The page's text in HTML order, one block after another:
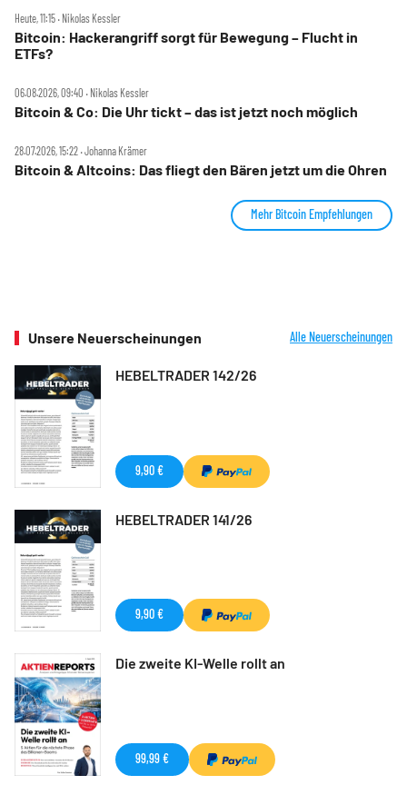
Heute, 11:15 ‧ Nikolas Kessler
Bitcoin: Hackerangriff sorgt für Bewegung – Flucht in
ETFs?
06.08.2026, 09:40 ‧ Nikolas Kessler
Bitcoin & Co: Die Uhr tickt – das ist jetzt noch möglich
28.07.2026, 15:22 ‧ Johanna Krämer
Bitcoin & Altcoins: Das fliegt den Bären jetzt um die Ohren
Mehr Bitcoin Empfehlungen
Unsere Neuerscheinungen Alle Neuerscheinungen
HEBELTRADER 142/26
9,90 €
HEBELTRADER 141/26
9,90 €
Die zweite KI-Welle rollt an
99,99 €